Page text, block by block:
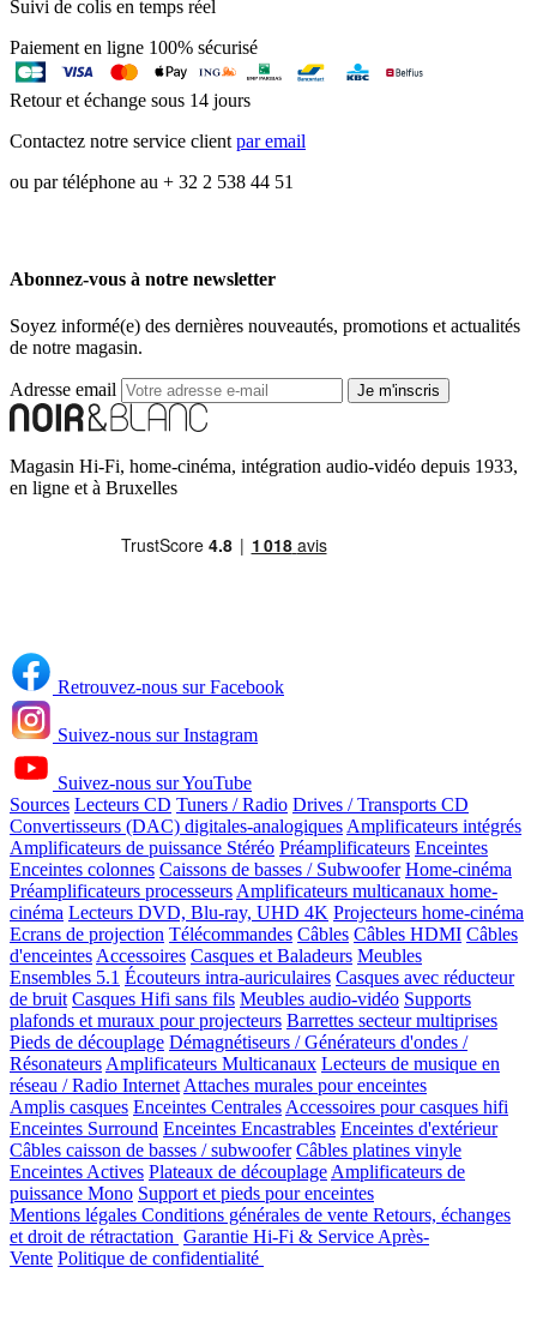
Suivi de colis en temps réel
Paiement en ligne 100% sécurisé
Retour et échange sous 14 jours
Contactez notre service clientpar email
ou par téléphone au + 32 2 538 44 51
Abonnez-vous à notre newsletter
Soyez informé(e) des dernières nouveautés, promotions et actualités
de notre magasin.
Adresse email Je m'inscris
Magasin Hi-Fi, home-cinéma, intégration audio-vidéo depuis 1933,
en ligne et à Bruxelles
Retrouvez-nous sur Facebook
Suivez-nous sur Instagram
Suivez-nous sur YouTube
Sources Lecteurs CD Tuners / Radio Drives / Transports CD
Convertisseurs (DAC) digitales-analogiques Amplificateurs intégrés
Amplificateurs de puissance Stéréo Préamplificateurs Enceintes
Enceintes colonnes Caissons de basses / Subwoofer Home-cinéma
Préamplificateurs processeurs Amplificateurs multicanaux home-
cinéma Lecteurs DVD, Blu-ray, UHD 4K Projecteurs home-cinéma
Ecrans de projection Télécommandes Câbles Câbles HDMI Câbles
d'enceintes Accessoires Casques et Baladeurs Meubles
Ensembles 5.1 Écouteurs intra-auriculaires Casques avec réducteur
de bruit Casques Hifi sans fils Meubles audio-vidéo Supports
plafonds et muraux pour projecteurs Barrettes secteur multiprises
Pieds de découplage Démagnétiseurs / Générateurs d'ondes /
Résonateurs Amplificateurs Multicanaux Lecteurs de musique en
réseau / Radio Internet Attaches murales pour enceintes
Amplis casques Enceintes Centrales Accessoires pour casques hifi
Enceintes Surround Enceintes Encastrables Enceintes d'extérieur
Câbles caisson de basses / subwoofer Câbles platines vinyle
Enceintes Actives Plateaux de découplage Amplificateurs de
puissance Mono Support et pieds pour enceintes
Mentions légales Conditions générales de vente Retours, échanges
et droit de rétractation Garantie Hi-Fi & Service Après-
Vente Politique de confidentialité